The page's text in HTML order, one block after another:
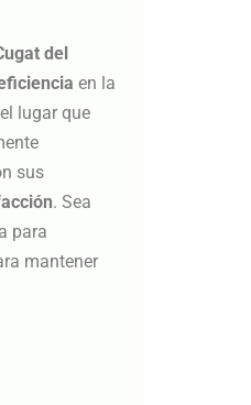
del
en la
lugar que
sus
. Sea
para
mantener